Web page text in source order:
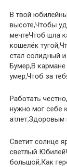
В твой
высоте,Чтобы
мечтеЧтоб шла
кошелёк
стал солидный
Бумер,В
умер,Чтоб за
Работать
нужно мог себе
атлет,Здоровым
Светит солнце
светлый
большой,Как